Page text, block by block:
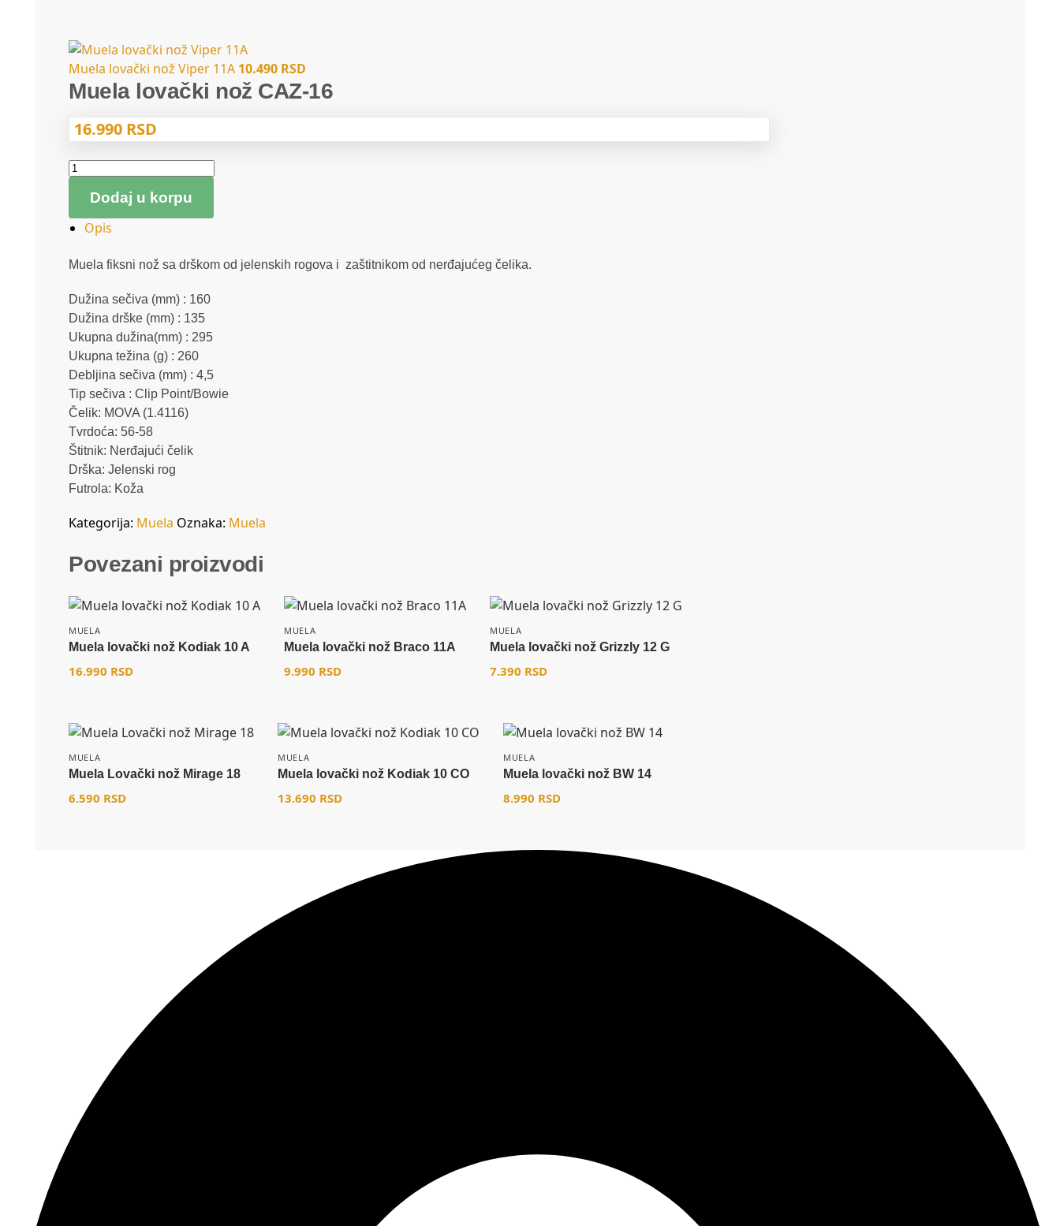
Muela lovački nož Viper 11A 10.490 RSD
Muela lovački nož CAZ-16
16.990 RSD
Dodaj u korpu
Opis
Muela fiksni nož sa drškom od jelenskih rogova i zaštitnikom od nerđajućeg čelika.
Dužina sečiva (mm) : 160
Dužina drške (mm) : 135
Ukupna dužina(mm) : 295
Ukupna težina (g) : 260
Debljina sečiva (mm) : 4,5
Tip sečiva : Clip Point/Bowie
Čelik: MOVA (1.4116)
Tvrdoća: 56-58
Štitnik: Nerđajući čelik
Drška: Jelenski rog
Futrola: Koža
Kategorija: Muela Oznaka: Muela
Povezani proizvodi
MUELA
Muela lovački nož Kodiak 10 A
16.990 RSD
MUELA
Muela lovački nož Braco 11A
9.990 RSD
MUELA
Muela lovački nož Grizzly 12 G
7.390 RSD
MUELA
Muela Lovački nož Mirage 18
6.590 RSD
MUELA
Muela lovački nož Kodiak 10 CO
13.690 RSD
MUELA
Muela lovački nož BW 14
8.990 RSD